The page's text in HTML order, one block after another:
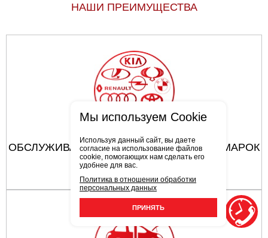
НАШИ ПРЕИМУЩЕСТВА
ОБСЛУЖИВАЮТСЯ АВТОМОБИЛИ ВСЕХ МАРОК
Мы используем Cookie
Используя данный сайт, вы даете
согласие на использование файлов
cookie, помогающих нам сделать его
удобнее для вас.
Политика в отношении обработки
персональных данных
ПРИНЯТЬ